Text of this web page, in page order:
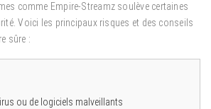
comme Empire-Streamz soulève certaines
Voici les principaux risques et des conseils
sûre :
ou de logiciels malveillants